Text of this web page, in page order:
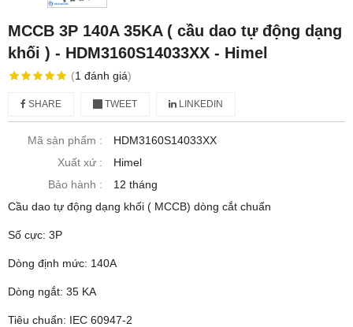
MCCB 3P 140A 35KA ( cầu dao tự động dạng
khối ) - HDM3160S14033XX - Himel
(1 đánh giá)
SHARE TWEET LINKEDIN
Mã sản phẩm :
HDM3160S14033XX
Xuất xứ :
Himel
Bảo hành :
12 tháng
Cầu dao tự động dạng khối ( MCCB) dòng cắt chuẩn
Số cực: 3P
Dòng định mức: 140A
Dòng ngắt: 35 KA
Tiêu chuẩn: IEC 60947-2